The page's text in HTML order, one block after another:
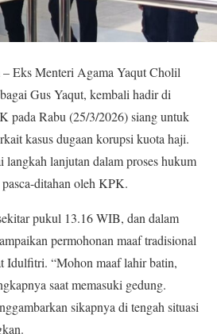
– Eks Menteri Agama Yaqut Cholil
Gus Yaqut, kembali hadir di
pada Rabu (25/3/2026) siang untuk
kasus dugaan korupsi kuota haji.
langkah lanjutan dalam proses hukum
ditahan oleh KPK.
pukul 13.16 WIB, dan dalam
permohonan maaf tradisional
Idulfitri. “Mohon maaf lahir batin,
saat memasuki gedung.
sikapnya di tengah situasi